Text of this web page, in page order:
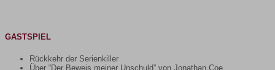
GASTSPIEL
Rückkehr der Serienkiller
Über “Der Beweis meiner Unschuld” von Jonathan Coe